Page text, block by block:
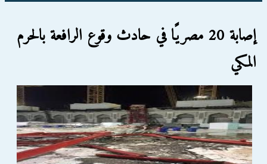
إصابة 20 مصريًا في حادث وقوع الرافعة بالحرم
المكي